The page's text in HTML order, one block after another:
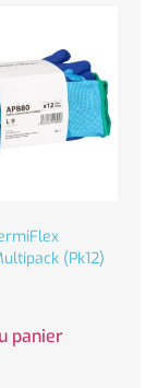
(Pk12)
panier